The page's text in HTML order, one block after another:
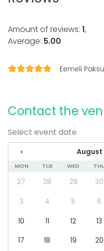
Event types
Wedding
Spa / Wellness / Sauna
Meeting
Conference / Seminar
Recreation
Cabin trip / Retreat
Experience / Activity
Restaurant
Private dining room
Terrace / Courtyard
Amount of reviews: 1,
Average: 5.00
Eemeli
Contact the
Select event date
‹ August
MON TUE WED
27 28 29 30
3
4 5 6
10
11 12 13
17
18 19 20